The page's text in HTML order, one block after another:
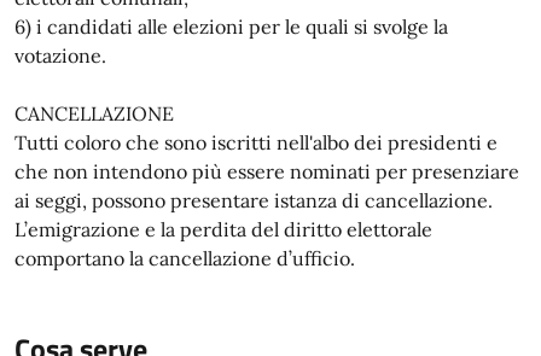
6) i candidati alle elezioni per le quali si svolge la
votazione.
CANCELLAZIONE
Tutti coloro che sono iscritti nell'albo dei presidenti e
che non intendono più essere nominati per presenziare
ai seggi, possono presentare istanza di cancellazione.
L’emigrazione e la perdita del diritto elettorale
comportano la cancellazione d’ufficio.